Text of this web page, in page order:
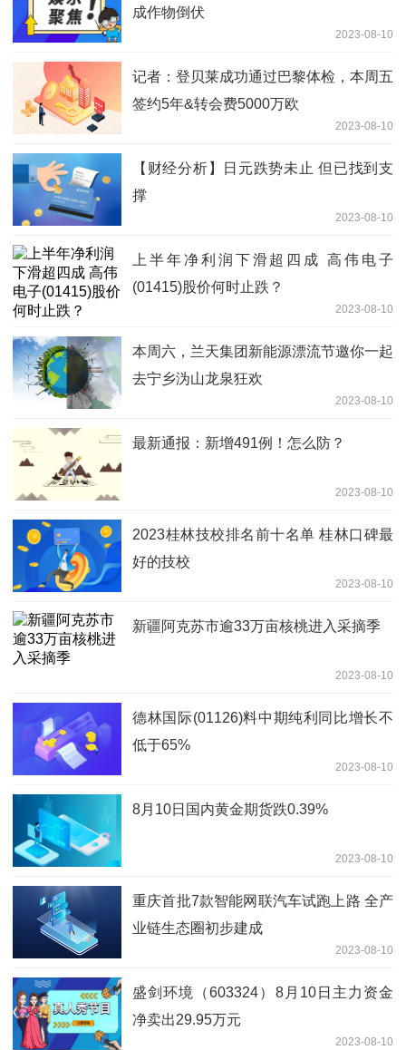
成作物倒伏
2023-08-10
记者：登贝莱成功通过巴黎体检，本周五
签约5年&转会费5000万欧
2023-08-10
【财经分析】日元跌势未止 但已找到支
撑
2023-08-10
上半年净利润下滑超四成 高伟电子
(01415)股价何时止跌？
2023-08-10
本周六，兰天集团新能源漂流节邀你一起
去宁乡沩山龙泉狂欢
2023-08-10
最新通报：新增491例！怎么防？
2023-08-10
2023桂林技校排名前十名单 桂林口碑最
好的技校
2023-08-10
新疆阿克苏市逾33万亩核桃进入采摘季
2023-08-10
德林国际(01126)料中期纯利同比增长不
低于65%
2023-08-10
8月10日国内黄金期货跌0.39%
2023-08-10
重庆首批7款智能网联汽车试跑上路 全产
业链生态圈初步建成
2023-08-10
盛剑环境（603324）8月10日主力资金
净卖出29.95万元
2023-08-10